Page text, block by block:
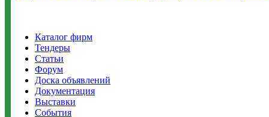
Каталог фирм
Тендеры
Статьи
Форум
Доска объявлений
Документация
Выставки
События